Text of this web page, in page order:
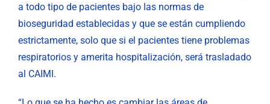
a todo tipo de pacientes bajo las normas de
bioseguridad establecidas y que se están cumpliendo
estrictamente, solo que si el pacientes tiene problemas
respiratorios y amerita hospitalización, será trasladado
al CAIMI.